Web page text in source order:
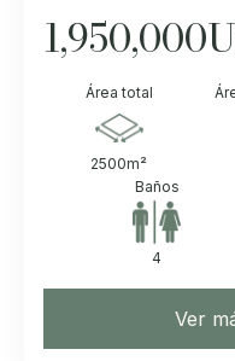
1,950,000
Área total
2500m²
Baños
4
Ver